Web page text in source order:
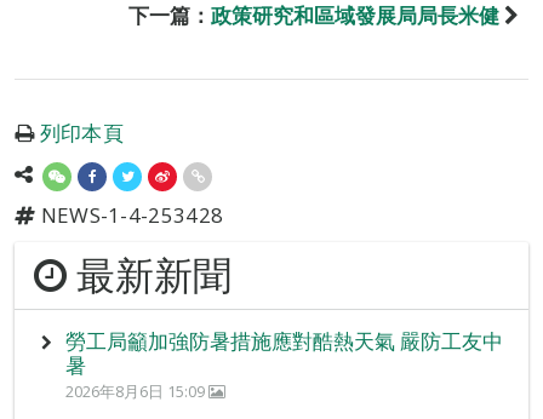
下一篇： 政策研究和區域發展局局長米健
列印本頁
NEWS-1-4-253428
最新新聞
勞工局籲加強防暑措施應對酷熱天氣 嚴防工友中
暑
2026年8月6日 15:09